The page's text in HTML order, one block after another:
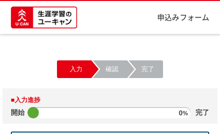
申込みフォーム
入力 確認 完了
■入力進捗
開始 0% 完了